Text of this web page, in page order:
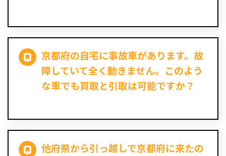
京都府の自宅に事故車があります。故
障していて全く動きません。このよう
な車でも買取と引取は可能ですか？
他府県から引っ越しで京都府に来たの